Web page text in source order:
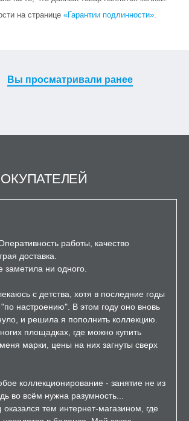
на странице «Гарантии подлинности».
Вы просматривали ранее
работы, качество
доставка.
заметила ни одного.
с детства, хотя в последние годы
настроению". В этом году оно вновь
и решила я пополнить коллекцию.
площадках, где можно купить
марки, цены на них загнуты сверх
коллекционирование - занятие не из
во всём нужна разумность...
тем интернет-магазином, где